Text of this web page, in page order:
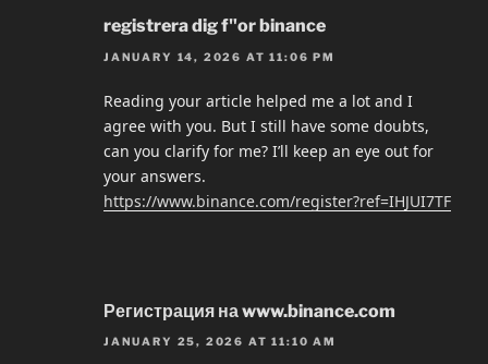
registrera dig f"or binance
JANUARY 14, 2026 AT 11:06 PM
Reading your article helped me a lot and I
agree with you. But I still have some doubts,
can you clarify for me? I’ll keep an eye out for
your answers.
https://www.binance.com/register?ref=IHJUI7TF
Регистрация на www.binance.com
JANUARY 25, 2026 AT 11:10 AM